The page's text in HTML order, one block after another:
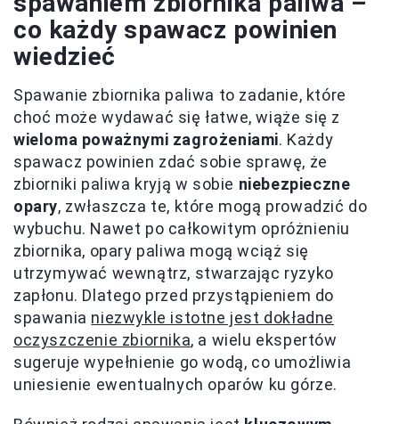
co każdy spawacz powinien
wiedzieć
Spawanie zbiornika paliwa to zadanie, które
choć może wydawać się łatwe, wiąże się z
wieloma poważnymi zagrożeniami. Każdy
spawacz powinien zdać sobie sprawę, że
zbiorniki paliwa kryją w sobie niebezpieczne
opary, zwłaszcza te, które mogą prowadzić do
wybuchu. Nawet po całkowitym opróżnieniu
zbiornika, opary paliwa mogą wciąż się
utrzymywać wewnątrz, stwarzając ryzyko
zapłonu. Dlatego przed przystąpieniem do
spawania niezwykle istotne jest dokładne
oczyszczenie zbiornika, a wielu ekspertów
sugeruje wypełnienie go wodą, co umożliwia
uniesienie ewentualnych oparów ku górze.